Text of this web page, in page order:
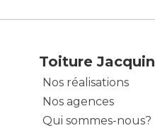
Toiture Jacquin
Nos réalisations
Nos agences
Qui sommes-nous?